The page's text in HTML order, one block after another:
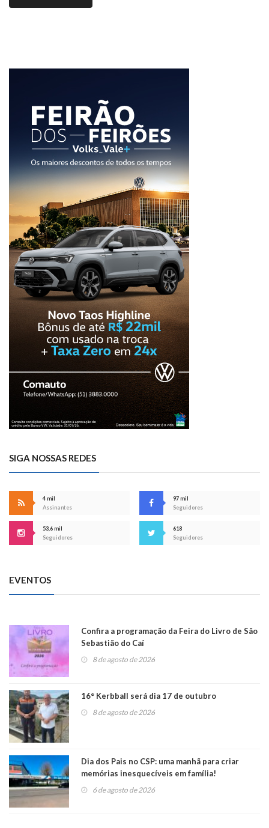
SIGA NOSSAS REDES
4 mil
Assinantes
97 mil
Seguidores
53,6 mil
Seguidores
618
Seguidores
EVENTOS
Confira a programação da Feira do Livro de São
Sebastião do Caí
8 de agosto de 2026
16° Kerbball será dia 17 de outubro
8 de agosto de 2026
Dia dos Pais no CSP: uma manhã para criar
memórias inesquecíveis em família!
6 de agosto de 2026